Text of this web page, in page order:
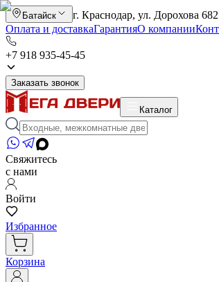
Батайск
г. Краснодар, ул. Дорохова 682
Оплата и доставкаГарантияО компании
+7 918 935-45-45
Заказать звонок
Каталог
Свяжитесь
с нами
Войти
Избранное
Корзина